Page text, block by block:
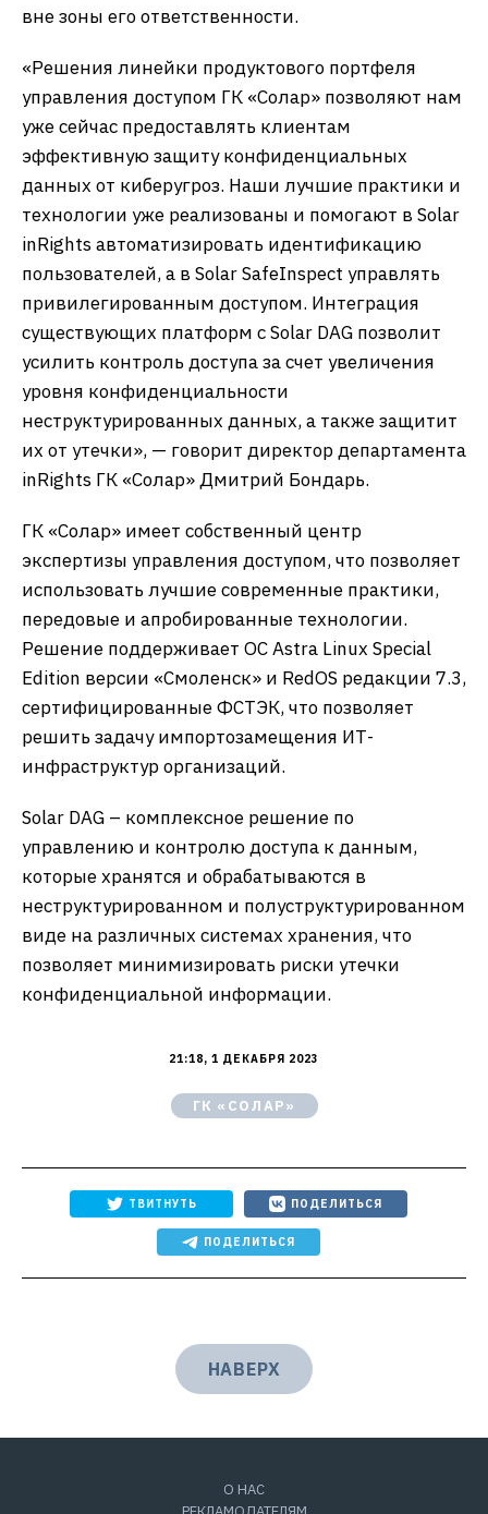
вне зоны его ответственности.
«Решения линейки продуктового портфеля
управления доступом ГК «Солар» позволяют нам
уже сейчас предоставлять клиентам
эффективную защиту конфиденциальных
данных от киберугроз. Наши лучшие практики и
технологии уже реализованы и помогают в Solar
inRights автоматизировать идентификацию
пользователей, а в Solar SafeInspect управлять
привилегированным доступом. Интеграция
существующих платформ с Solar DAG позволит
усилить контроль доступа за счет увеличения
уровня конфиденциальности
неструктурированных данных, а также защитит
их от утечки», — говорит директор департамента
inRights ГК «Солар» Дмитрий Бондарь.
ГК «Солар» имеет собственный центр
экспертизы управления доступом, что позволяет
использовать лучшие современные практики,
передовые и апробированные технологии.
Решение поддерживает ОС Astra Linux Special
Edition версии «Смоленск» и RedOS редакции 7.3,
сертифицированные ФСТЭК, что позволяет
решить задачу импортозамещения ИТ-
инфраструктур организаций.
Solar DAG – комплексное решение по
управлению и контролю доступа к данным,
которые хранятся и обрабатываются в
неструктурированном и полуструктурированном
виде на различных системах хранения, что
позволяет минимизировать риски утечки
конфиденциальной информации.
21:18, 1 ДЕКАБРЯ 2023
ГК «СОЛАР»
ТВИТНУТЬ ПОДЕЛИТЬСЯ
ПОДЕЛИТЬСЯ
НАВЕРХ
О НАС